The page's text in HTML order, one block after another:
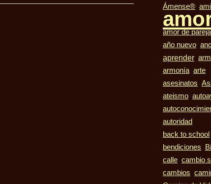
Ámense®
amor de pareja
año nuevo
aprender
armonía arte
asesinatos
ateismo
autoridad
back to school
bendiciones
calle cambio
cambios